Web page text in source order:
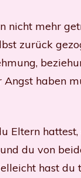
nicht mehr
zurück
haben
Eltern
du von
hast du